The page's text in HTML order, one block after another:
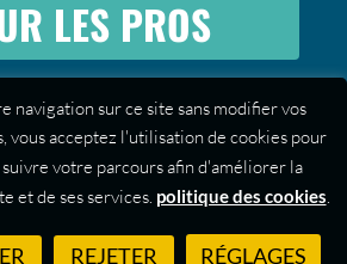
LES PROS
navigation sur ce site sans modifier vos
vous acceptez l'utilisation de cookies pour
votre parcours afin d'améliorer la
et de ses services. politique des cookies.
REJETER RÉGLAGES